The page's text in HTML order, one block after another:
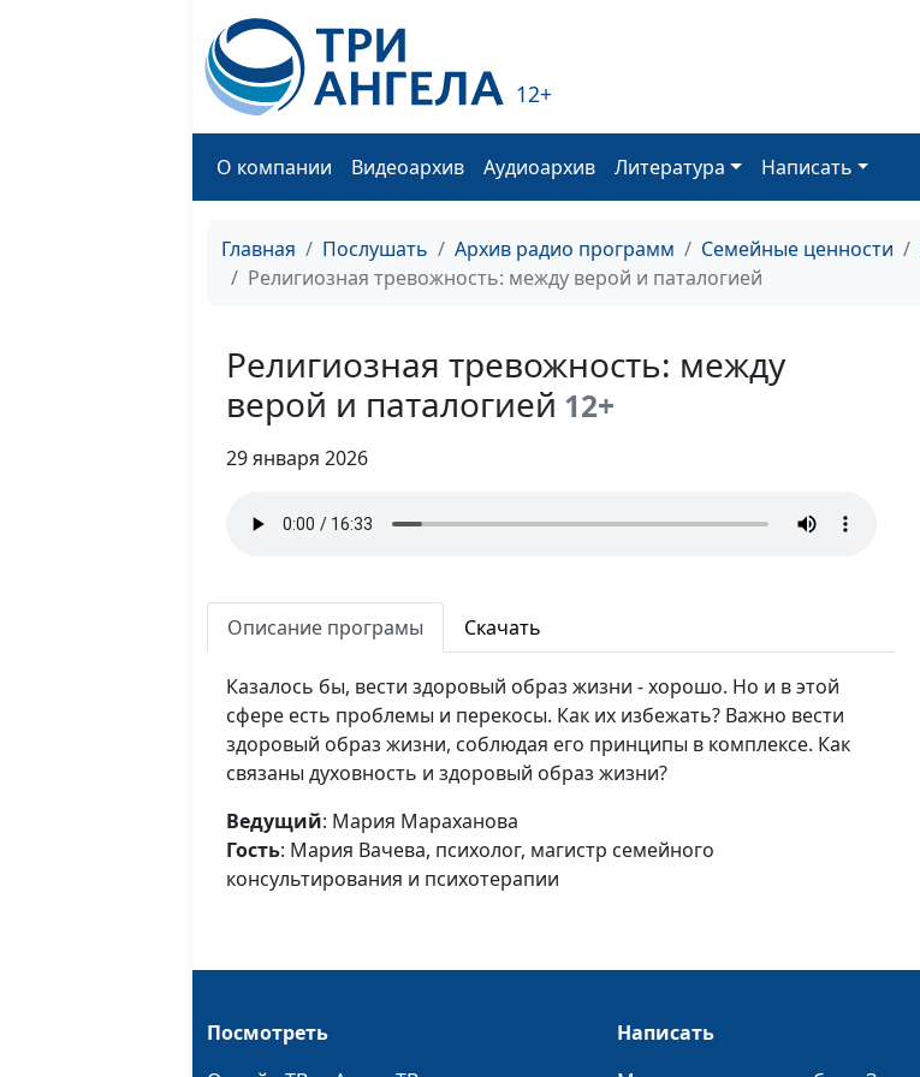
12+
О компании Видеоархив Аудиоархив Литература Написать
Главная Послушать Архив радио программ Семейные ценности
Религиозная тревожность: между верой и паталогией
Религиозная тревожность: между
верой и паталогией 12+
29 января 2026
Описание програмы Скачать
Казалось бы, вести здоровый образ жизни - хорошо. Но и в этой
сфере есть проблемы и перекосы. Как их избежать? Важно вести
здоровый образ жизни, соблюдая его принципы в комплексе. Как
связаны духовность и здоровый образ жизни?
Ведущий: Мария Мараханова
Гость: Мария Вачева, психолог, магистр семейного
консультирования и психотерапии
Посмотреть
Написать